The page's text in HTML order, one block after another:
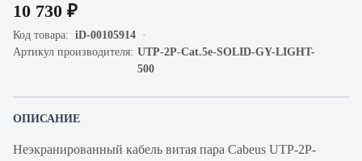
10 730 ₽
Код товара: iD-00105914
Артикул производителя: UTP-2P-Cat.5e-SOLID-GY-LIGHT-
500
ОПИСАНИЕ
Неэкранированный кабель витая пара Cabeus UTP-2P-